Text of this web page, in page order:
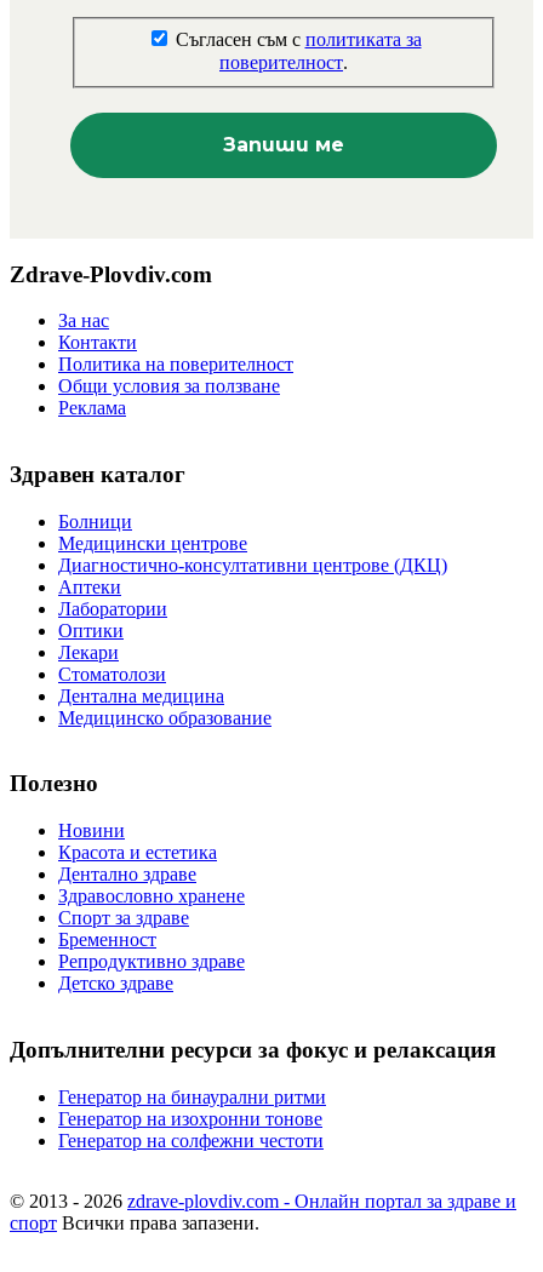
Съгласен съм с политиката за
поверителност.
Zdrave-Plovdiv.com
За нас
Контакти
Политика на поверителност
Общи условия за ползване
Реклама
Здравен каталог
Болници
Медицински центрове
Диагностично-консултативни центрове (ДКЦ)
Аптеки
Лаборатории
Оптики
Лекари
Стоматолози
Дентална медицина
Медицинско образование
Полезно
Новини
Красота и естетика
Дентално здраве
Здравословно хранене
Спорт за здраве
Бременност
Репродуктивно здраве
Детско здраве
Допълнителни ресурси за фокус и релаксация
Генератор на бинаурални ритми
Генератор на изохронни тонове
Генератор на солфежни честоти
© 2013 - 2026 zdrave-plovdiv.com - Онлайн портал за здраве и
спорт Всички права запазени.